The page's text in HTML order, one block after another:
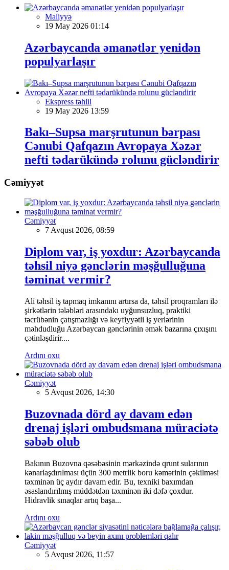
Maliyyə
19 May 2026 01:14
Azərbaycanda əmanətlər yenidən
populyarlaşır
Ekspress təhlil
19 May 2026 13:59
Bakı–Supsa marşrutunun bərpası
Cənubi Qafqazın Avropaya Xəzər
nefti tədarükündə rolunu gücləndirir
Cəmiyyət
Cəmiyyət
7 Avqust 2026, 08:59
Diplom var, iş yoxdur: Azərbaycanda
təhsil niyə gənclərin məşğulluğuna
təminat vermir?
Ali təhsil iş tapmaq imkanını artırsa da, təhsil proqramları ilə
şirkətlərin tələbləri arasındakı uyğunsuzluq, praktiki
təcrübənin çatışmazlığı və keyfiyyətli iş yerlərinin
məhdudluğu Azərbaycan gənclərinin əmək bazarına çıxışını
çətinləşdirir....
Ardını oxu
Cəmiyyət
5 Avqust 2026, 14:30
Buzovnada dörd ay davam edən
drenaj işləri ombudsmana müraciətə
səbəb olub
Bakının Buzovna qəsəbəsinin mərkəzində qrunt sularının
kənarlaşdırılması üçün 300 metrlik boru kəmərinin çəkilməsi
təxminən üç aydır davam edir. Bu, texniki baxımdan
əsaslandırılmış müddətdən təxminən iki dəfə çoxdur.
Hidravlik sınaqlar artıq başa...
Ardını oxu
Cəmiyyət
5 Avqust 2026, 11:57